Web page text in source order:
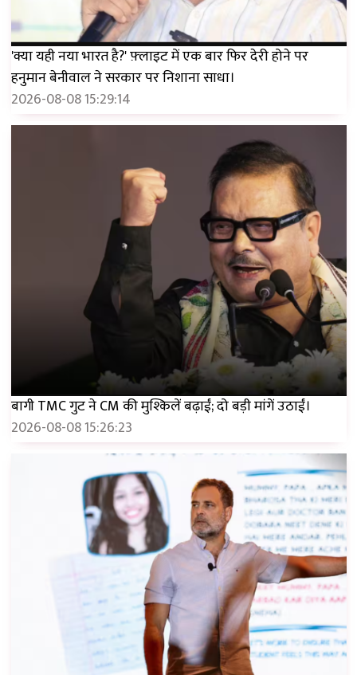
'क्या यही नया भारत है?' फ़्लाइट में एक बार फिर देरी होने पर
हनुमान बेनीवाल ने सरकार पर निशाना साधा।
2026-08-08 15:29:14
बागी TMC गुट ने CM की मुश्किलें बढ़ाईं; दो बड़ी मांगें उठाईं।
2026-08-08 15:26:23